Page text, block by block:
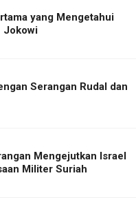
yang Mengetahui
Jokowi
Serangan Rudal dan
Mengejutkan Israel
Militer Suriah